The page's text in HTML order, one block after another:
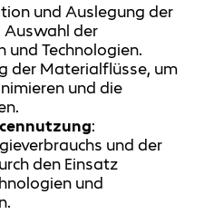
und Auslegung der
Auswahl der
und Technologien.
der Materialflüsse, um
und die
:
und der
den Einsatz
und